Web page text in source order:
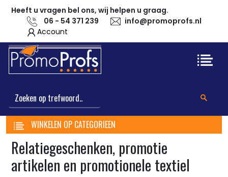
Heeft u vragen bel ons, wij helpen u graag.
06 - 54 371 239
info@promoprofs.nl
Account
WINKELEN OP CATEGORIEEN
Relatiegeschenken, promotie
artikelen en promotionele textiel